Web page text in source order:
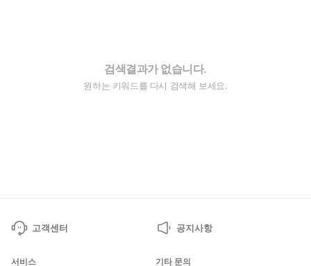
검색결과가 없습니다.
원하는 키워드를 다시 검색해 보세요.
고객센터 공지사항
서비스 기타 문의